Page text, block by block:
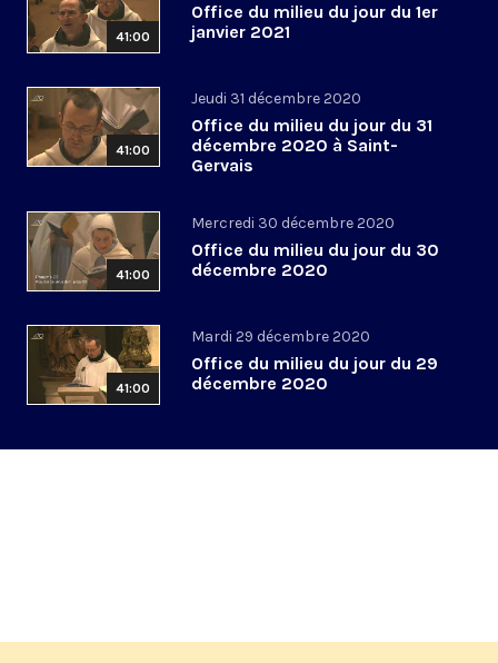
41:00
Office du milieu du jour du 1er
janvier 2021
41:00
Jeudi 31 décembre 2020
Office du milieu du jour du 31
décembre 2020 à Saint-
Gervais
41:00
Mercredi 30 décembre 2020
Office du milieu du jour du 30
décembre 2020
41:00
Mardi 29 décembre 2020
Office du milieu du jour du 29
décembre 2020